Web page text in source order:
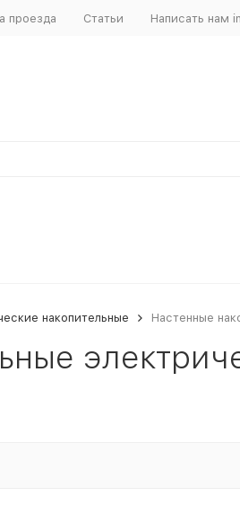
проезда Статьи Написать нам
накопительные Настенные